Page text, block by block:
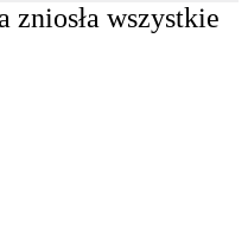
wszystkie